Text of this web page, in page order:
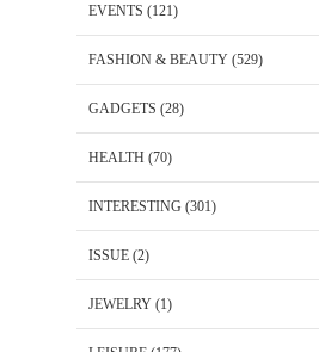
EVENTS (121)
FASHION & BEAUTY (529)
GADGETS (28)
HEALTH (70)
INTERESTING (301)
ISSUE (2)
JEWELRY (1)